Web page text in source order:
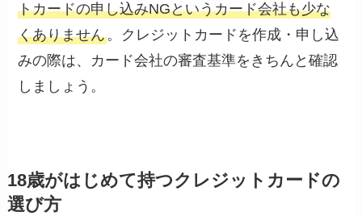
トカードの申し込みNGというカード会社も少な
くありません。クレジットカードを作成・申し込
みの際は、カード会社の審査基準をきちんと確認
しましょう。
18歳がはじめて持つクレジットカードの
選び方